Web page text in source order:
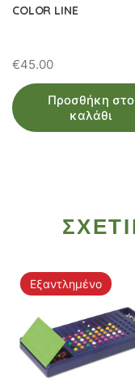
COLOR LINE
€45.00
Προσθήκη στο
καλάθι
Εξαντλημένο